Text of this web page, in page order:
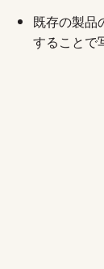
既存の製品
することで